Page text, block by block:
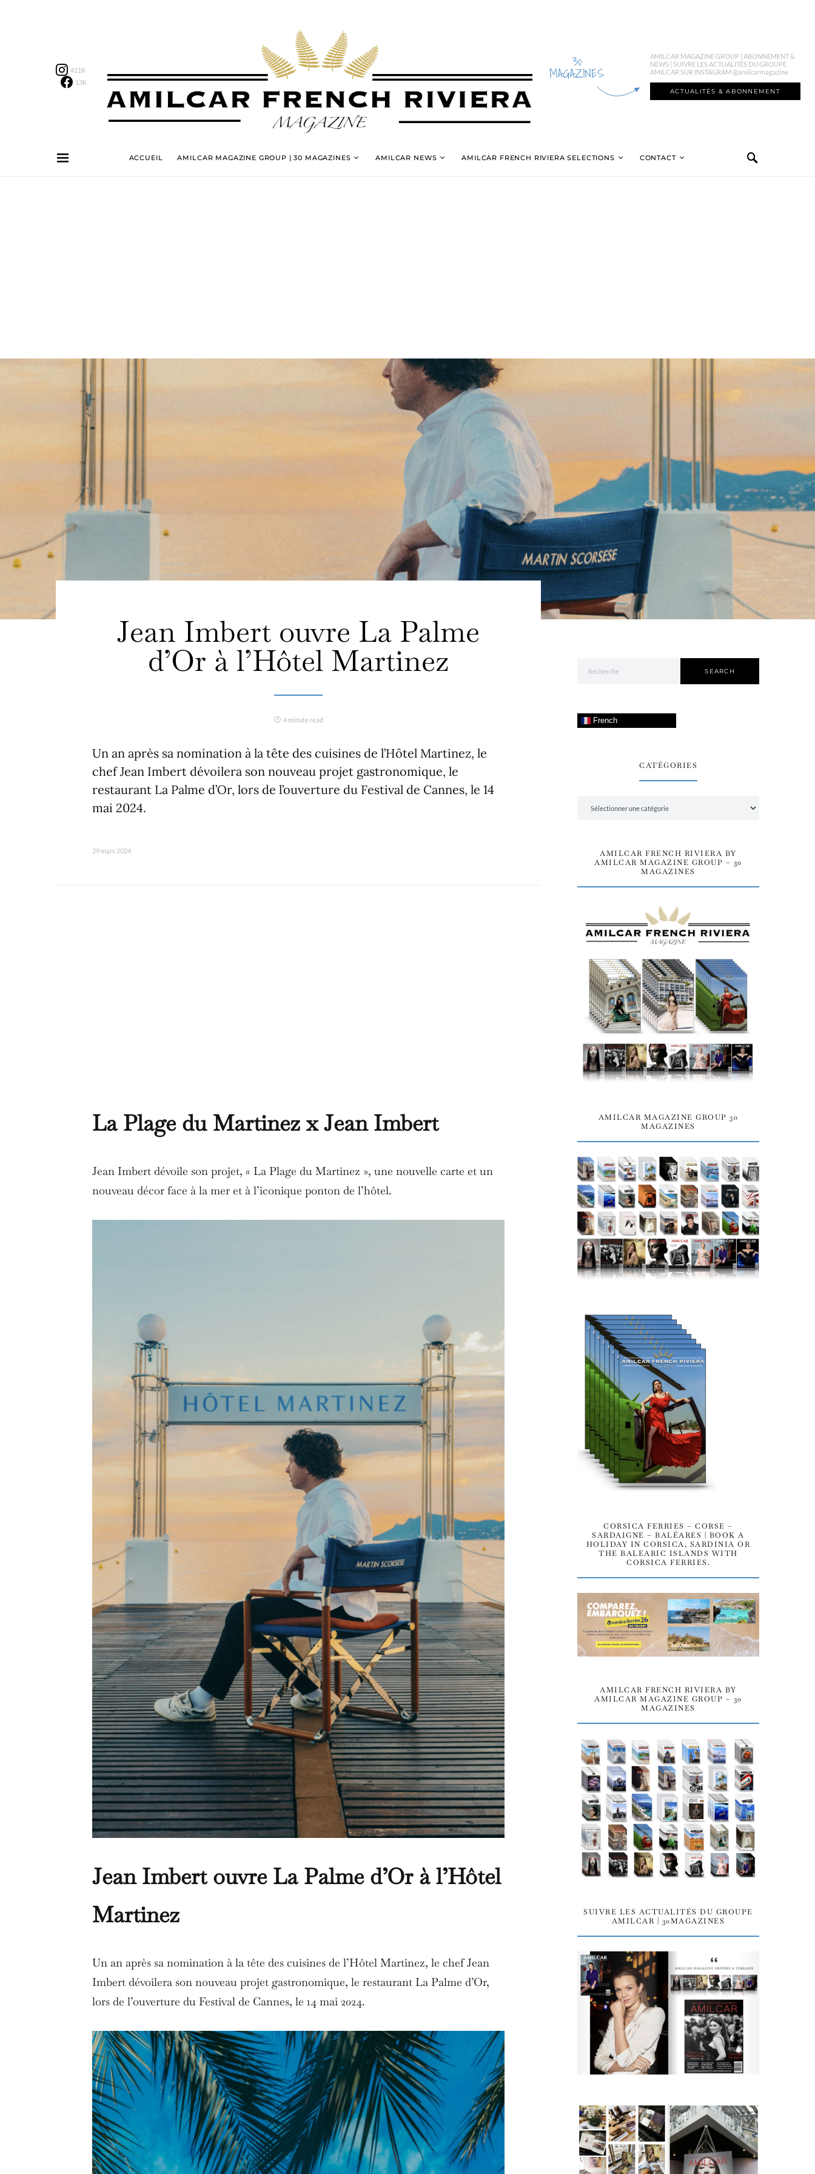
411K
13K
30
MAGAZINES
AMILCAR MAGAZINE GROUP | ABONNEMENT &
NEWS | SUIVRE LES ACTUALITÉS DU GROUPE
AMILCAR SUR INSTAGRAM @amilcarmagazine
ACTUALITÉS & ABONNEMENT
ACCUEIL AMILCAR MAGAZINE GROUP | 30 MAGAZINES AMILCAR NEWS AMILCAR FRENCH RIVIERA SELECTIONS CONTACT
Jean Imbert ouvre La Palme
d’Or à l’Hôtel Martinez
4 minute read
Un an après sa nomination à la tête des cuisines de l’Hôtel Martinez, le
chef Jean Imbert dévoilera son nouveau projet gastronomique, le
restaurant La Palme d’Or, lors de l’ouverture du Festival de Cannes, le 14
mai 2024.
29 mars 2024
La Plage du Martinez x Jean Imbert
Jean Imbert dévoile son projet, « La Plage du Martinez », une nouvelle carte et un
nouveau décor face à la mer et à l’iconique ponton de l’hôtel.
Jean Imbert ouvre La Palme d’Or à l’Hôtel
Martinez
Un an après sa nomination à la tête des cuisines de l’Hôtel Martinez, le chef Jean
Imbert dévoilera son nouveau projet gastronomique, le restaurant La Palme d’Or,
lors de l’ouverture du Festival de Cannes, le 14 mai 2024.
SEARCH
French
CATÉGORIES
AMILCAR FRENCH RIVIERA BY
AMILCAR MAGAZINE GROUP – 30
MAGAZINES
AMILCAR MAGAZINE GROUP 30
MAGAZINES
CORSICA FERRIES – CORSE –
SARDAIGNE – BALÉARES | BOOK A
HOLIDAY IN CORSICA, SARDINIA OR
THE BALEARIC ISLANDS WITH
CORSICA FERRIES.
AMILCAR FRENCH RIVIERA BY
AMILCAR MAGAZINE GROUP – 30
MAGAZINES
SUIVRE LES ACTUALITÉS DU GROUPE
AMILCAR | 30MAGAZINES